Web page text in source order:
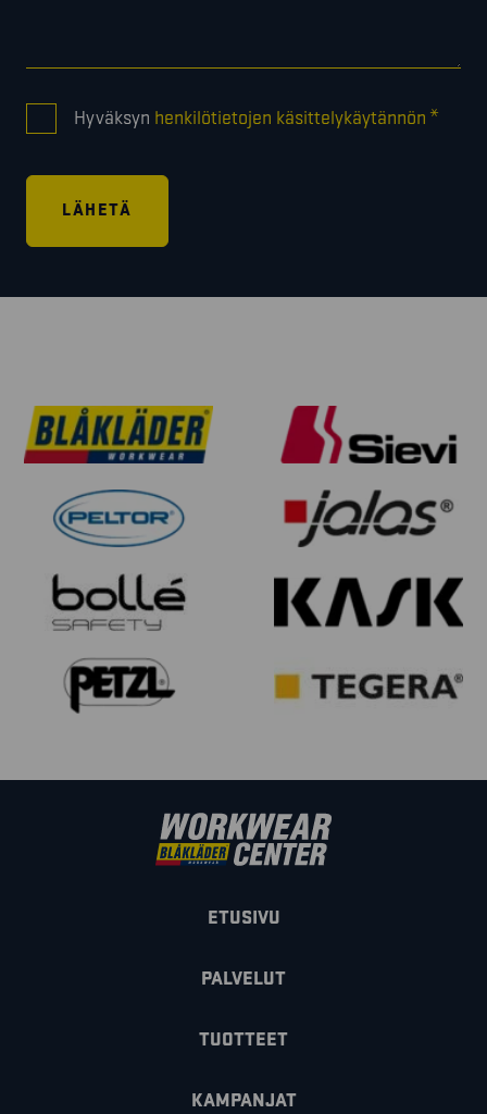
Hyväksyn henkilötietojen käsittelykäytännön *
ETUSIVU
PALVELUT
TUOTTEET
KAMPANJAT